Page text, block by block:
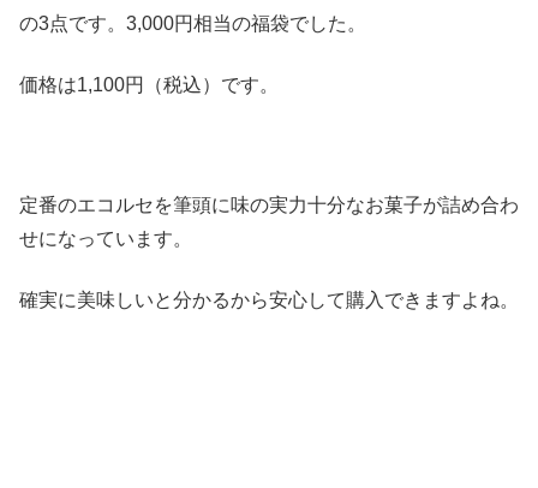
の3点です。3,000円相当の福袋でした。
価格は1,100円（税込）です。
定番のエコルセを筆頭に味の実力十分なお菓子が詰め合わ
せになっています。
確実に美味しいと分かるから安心して購入できますよね。